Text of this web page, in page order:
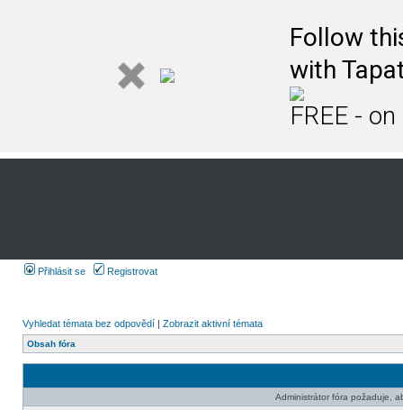
Follow
with
FREE -
Přihlásit se Registrovat
Vyhledat témata bez odpovědí | Zobrazit aktivní témata
Obsah fóra
Administrátor fóra požaduje,